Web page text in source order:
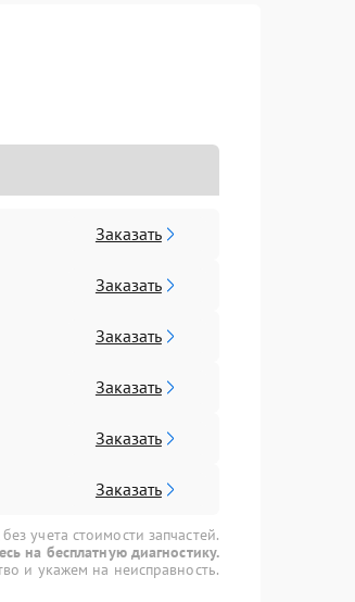
Заказать
Заказать
Заказать
Заказать
Заказать
Заказать
учета стоимости запчастей.
на бесплатную диагностику.
и укажем на неисправность.